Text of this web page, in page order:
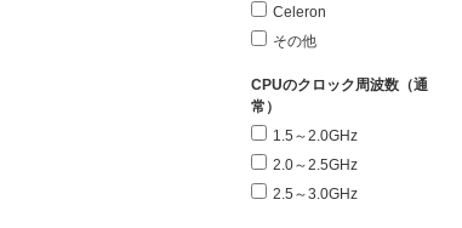
Celeron
その他
CPUのクロック周波数（通
常）
1.5～2.0GHz
2.0～2.5GHz
2.5～3.0GHz